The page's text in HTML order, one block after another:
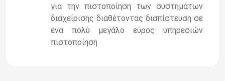
για την πιστοποίηση των συστημάτων
διαχείρισης διαθέτοντας διαπίστευση σε
ένα πολύ μεγάλο εύρος υπηρεσιών
πιστοποίηση